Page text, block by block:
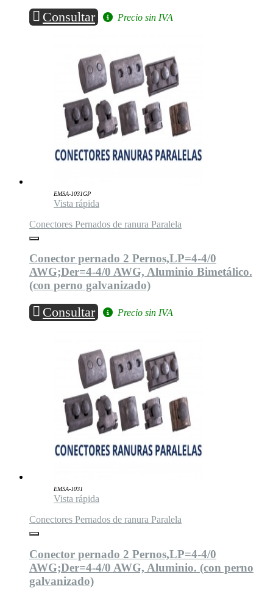
Consultar Precio sin IVA
EMSA-1031GP
Vista rápida
Conectores Pernados de ranura Paralela
Conector pernado 2 Pernos,LP=4-4/0
AWG;Der=4-4/0 AWG, Aluminio Bimetálico.
(con perno galvanizado)
Consultar Precio sin IVA
EMSA-1031
Vista rápida
Conectores Pernados de ranura Paralela
Conector pernado 2 Pernos,LP=4-4/0
AWG;Der=4-4/0 AWG, Aluminio. (con perno
galvanizado)